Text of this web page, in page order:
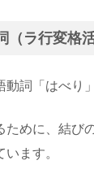
ラ行変格活
動詞「はべり
ために、結び
います。